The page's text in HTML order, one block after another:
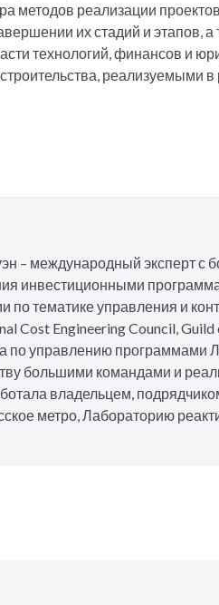
методов реализации
их стадий и этапов,
технологий, финансов и
реализуемыми
– международный эксперт с
инвестиционными
по тематике управления и
Cost Engineering Council,
по управлению программами
большими командами и
владельцем,
метро, Лабораторию